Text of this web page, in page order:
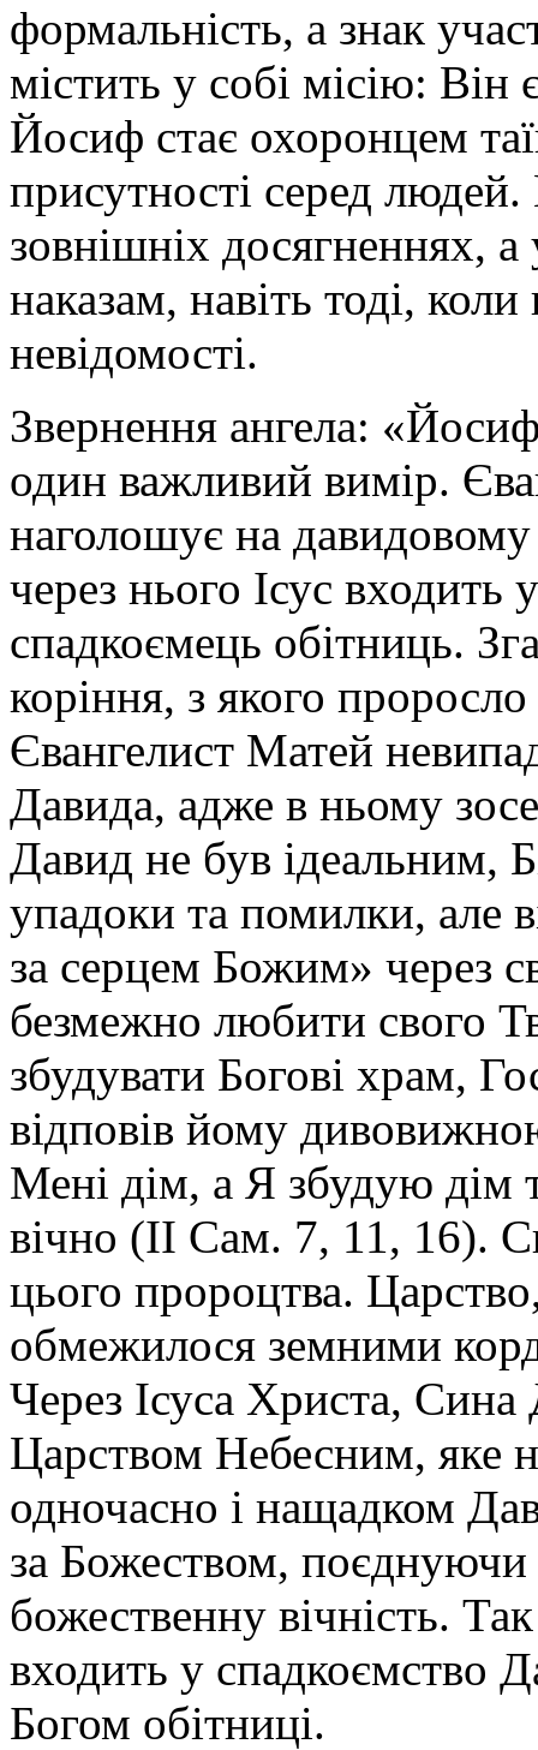
формальність, а знак
містить у собі місію: Він
Йосиф стає охоронцем
присутності серед
зовнішніх досягненнях,
наказам, навіть тоді,
невідомості.
Звернення ангела:
один важливий вимір.
наголошує на
через нього Ісус входить
спадкоємець обітниць.
коріння, з якого
Євангелист Матей
Давида, адже в ньому
Давид не був ідеальним,
упадоки та помилки, але
за серцем Божим» через
безмежно любити свого
збудувати Богові храм,
відповів йому
Мені дім, а Я збудую дім
вічно (ІІ Сам. 7, 11, 16).
цього пророцтва.
обмежилося земними
Через Ісуса Христа,
Царством Небесним, яке
одночасно і нащадком
за Божеством, поєднуючи
божественну вічність.
входить у спадкоємство
Богом обітниці.